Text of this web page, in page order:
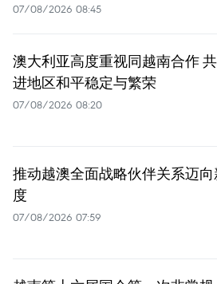
07/08/2026 08:45
澳大利亚高度重视同越南合作
进地区和平稳定与繁荣
07/08/2026 08:20
推动越澳全面战略伙伴关系迈向
度
07/08/2026 07:59